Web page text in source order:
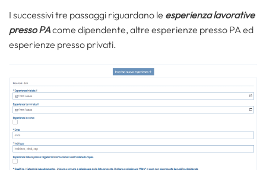
I successivi tre passaggi riguardano le esperienza lavorative
presso PAcome dipendente, altre esperienze presso PA ed
esperienze presso privati.